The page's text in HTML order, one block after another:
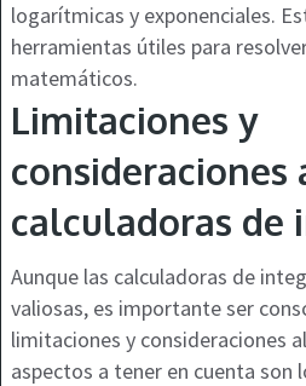
logarítmicas y exponenciales.
herramientas útiles para
matemáticos.
Limitaciones y
calculadoras de
Aunque las calculadoras de
valiosas, es importante ser
limitaciones y consideraciones
aspectos a tener en cuenta son